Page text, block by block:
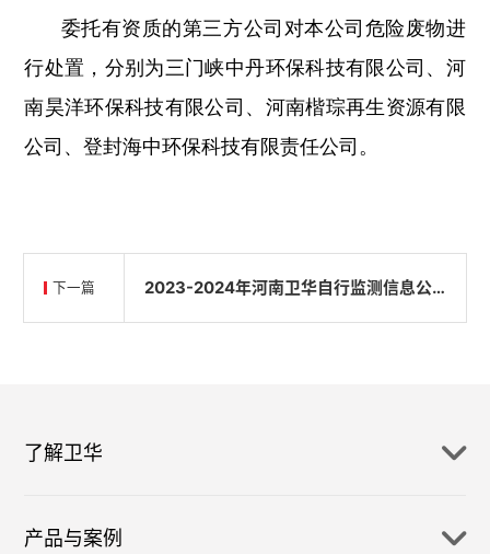
委托有资质的第三方公司对本公司危险废物进
行处置，分别为三门峡中丹环保科技有限公司、河
南昊洋环保科技有限公司、河南楷琮再生资源有限
公司、登封海中环保科技有限责任公司。
下一篇 2023-2024年河南卫华自行监测信息公
了解卫华
产品与案例